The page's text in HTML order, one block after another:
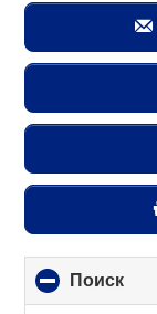
Поиск
to